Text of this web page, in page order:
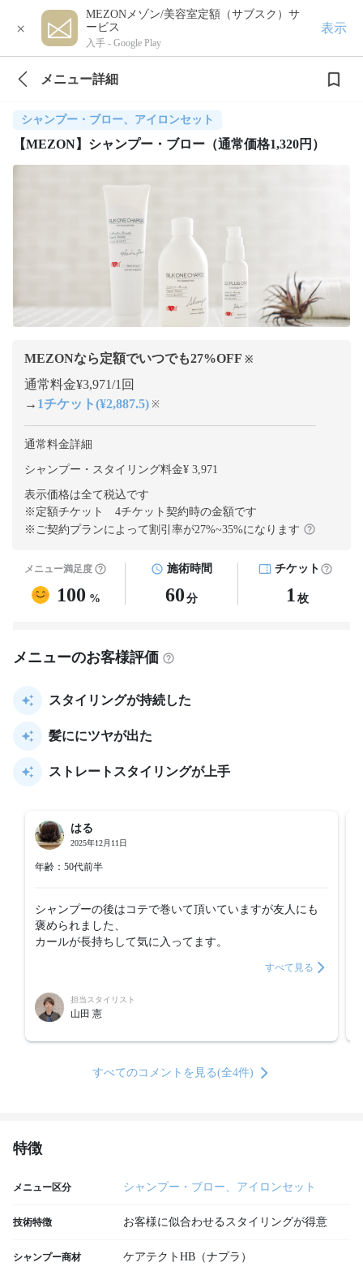
×
MEZONメゾン/美容室定額（サブスク）サ
ービス
入手 - Google Play
表示
メニュー詳細
シャンプー・ブロー、アイロンセット
【MEZON】シャンプー・ブロー（通常価格1,320円）
MEZONなら定額でいつでも27%OFF ※
通常料金¥3,971/1回
→ 1チケット(¥2,887.5) ※
通常料金詳細
シャンプー・スタイリング料金¥ 3,971
表示価格は全て税込です
※定額チケット 4チケット契約時の金額です
※ご契約プランによって割引率が27%~35%になります
メニュー満足度
100 %
施術時間
60 分
チケット
1 枚
メニューのお客様評価
スタイリングが持続した
髪ににツヤが出た
ストレートスタイリングが上手
はる
2025年12月11日
年齢：50代前半
シャンプーの後はコテで巻いて頂いていますが友人にも
褒められました、
カールが長持ちして気に入ってます。
すべて見る
担当スタイリスト
山田 憲
すべてのコメントを見る(全4件)
特徴
メニュー区分 シャンプー・ブロー、アイロンセット
技術特徴 お客様に似合わせるスタイリングが得意
シャンプー商材 ケアテクトHB（ナプラ）